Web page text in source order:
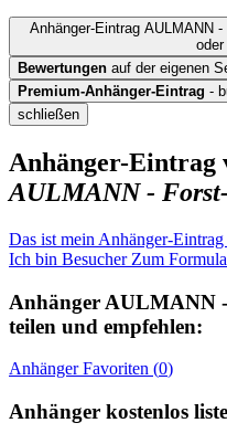
Anhänger-Eintrag AULMANN
Bewertungen auf der eigenen
Premium-Anhänger-Eintrag -
schließen
Anhänger-Eintrag
AULMANN -
Das ist mein Anhänger-Eintrag
Ich bin Besucher Zum
Anhänger AULMANN
teilen und empfehlen:
AnhängerFavoriten (0)
Anhänger kostenlos